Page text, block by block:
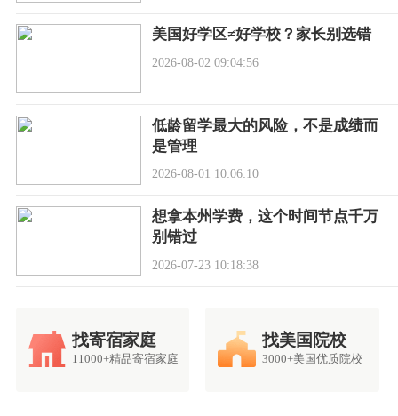
美国好学区≠好学校？家长别选错
2026-08-02 09:04:56
低龄留学最大的风险，不是成绩而
是管理
2026-08-01 10:06:10
想拿本州学费，这个时间节点千万
别错过
2026-07-23 10:18:38
找寄宿家庭
11000+精品寄宿家庭
找美国院校
3000+美国优质院校